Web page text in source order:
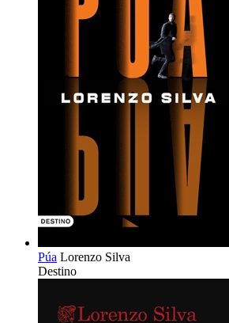
Púa Lorenzo Silva
Destino